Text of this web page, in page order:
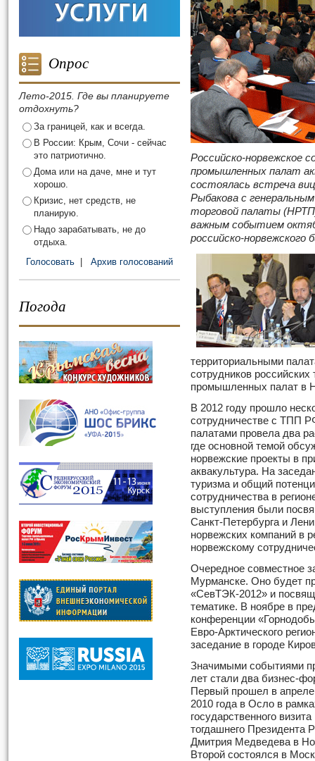
Опрос
Лето-2015. Где вы планируете
отдохнуть?
За границей, как и всегда.
В России: Крым, Сочи - сейчас
это патриотично.
Дома или на даче, мне и тут
хорошо.
Кризис, нет средств, не
планирую.
Надо зарабатывать, не до
отдыха.
Голосовать
Архив голосований
Погода
Российско-норвежское
промышленных палат
состоялась встреча
Рыбакова с
торговой палаты
важным событием
российско-норвежского
территориальными
сотрудников российских
промышленных палат в
В 2012 году прошло
сотрудничестве с ТПП
палатами провела два
где основной темой
норвежские проекты в
аквакультура. На
туризма и общий
сотрудничества в
выступления были
Санкт-Петербурга и
норвежских компаний в
норвежскому
Очередное совместное
Мурманске. Оно будет
«СевТЭК-2012» и
тематике. В ноябре в
конференции
Евро-Арктического
заседание в городе
Значимыми событиями
лет стали два бизнес-
Первый прошел в апреле
2010 года в Осло в
государственного визита
тогдашнего Президента
Дмитрия Медведева в
Второй состоялся в